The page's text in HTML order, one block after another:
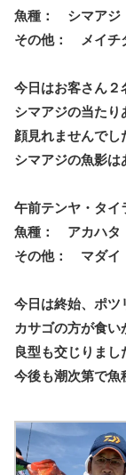
魚種： シマア
その他： メイチ
今日はお客さん２
シマアジの当たり
顔見れませんでし
シマアジの魚影は
午前テンヤ・タイ
魚種： アカハ
その他： マダイ
今日は終始、ポツ
カサゴの方が食
良型も交じりまし
今後も潮次第で魚